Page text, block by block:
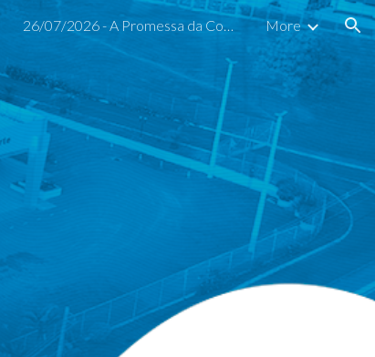
26/07/2026 - A Promessa da Companhia More